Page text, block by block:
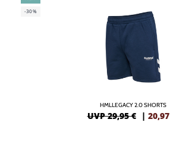
-30%
HMLLEGACY 2.0 SHORTS
UVP 29,95 € | 20,97